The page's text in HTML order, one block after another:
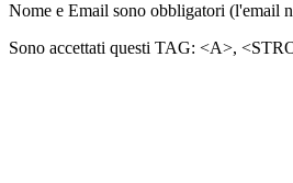
Nome e Email sono obbligatori (l'email
Sono accettati questi TAG: <A>,